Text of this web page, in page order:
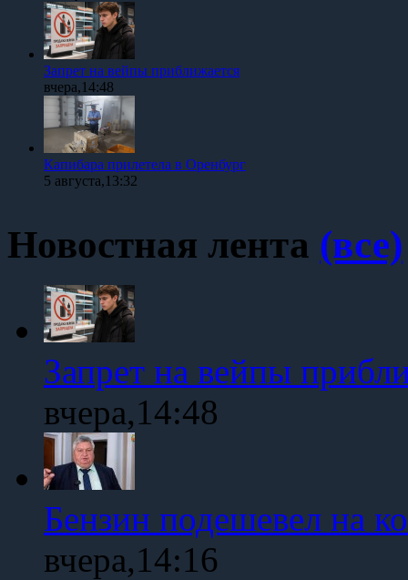
Запрет на вейпы приближается
вчера,14:48
Капибара прилетела в Оренбург
5 августа,13:32
Новостная лента (все)
Запрет на вейпы
вчера,14:48
Бензин подешевел на
вчера,14:16